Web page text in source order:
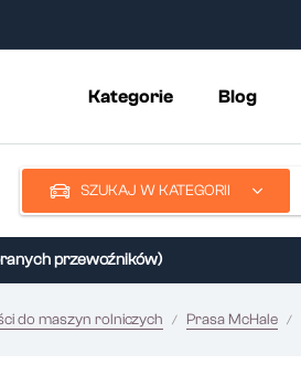
Kategorie Blog
SZUKAJ W KATEGORII
przewoźników)
do maszyn rolniczych Prasa McHale